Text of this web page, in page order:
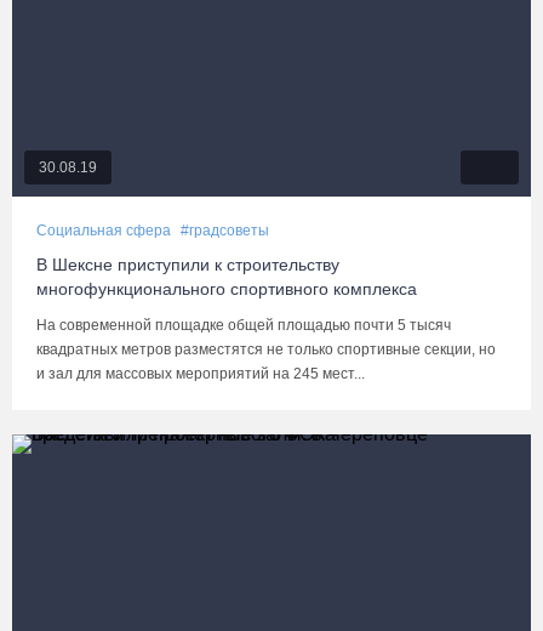
30.08.19
Социальная сфера #градсоветы
В Шексне приступили к строительству
многофункционального спортивного комплекса
На современной площадке общей площадью почти 5 тысяч
квадратных метров разместятся не только спортивные секции, но
и зал для массовых мероприятий на 245 мест...